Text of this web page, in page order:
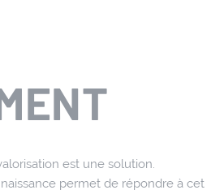
est une solution.
permet de répondre à cet